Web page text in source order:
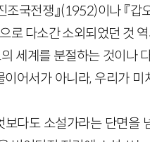
조국전쟁』(1952)이나 『갑
로 다소간 소외되었던 것
세계를 분절하는 것이나
어서가 아니라, 우리가
다도 소설가라는 단면을